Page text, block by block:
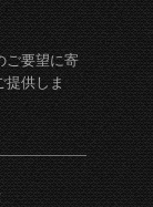
ご要望に寄
提供しま